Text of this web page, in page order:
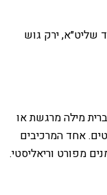
שליט״א, ירק גוש
מילה מרגשת או
אחד המרכיבים
מפורט וריאליסטי.